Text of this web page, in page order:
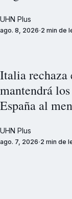
UHN Plus
ago. 8, 2026 2 min de
Italia
mantendrá
España al
UHN Plus
ago. 7, 2026 2 min de